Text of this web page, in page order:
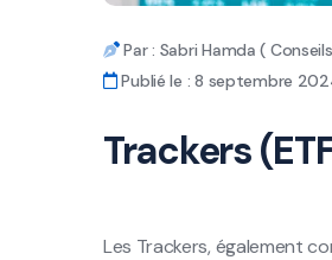
Par : Sabri Hamda (
Publié le : 8 septembre
Trackers
Les Trackers, également